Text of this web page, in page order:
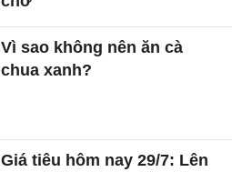
Vì sao không nên ăn cà
chua xanh?
Giá tiêu hôm nay 29/7: Lên